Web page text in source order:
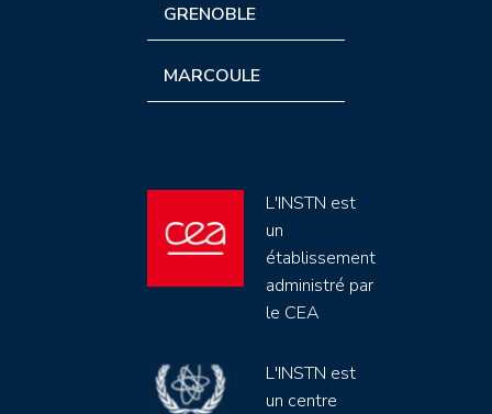
GRENOBLE
MARCOULE
L'INSTN est
un
établissement
administré par
le CEA
L'INSTN est
un centre